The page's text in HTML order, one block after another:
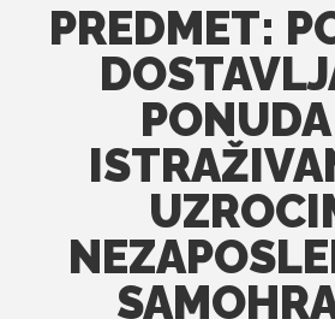
PREDMET: